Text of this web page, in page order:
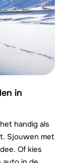
in
handig als
Sjouwen met
Of kies